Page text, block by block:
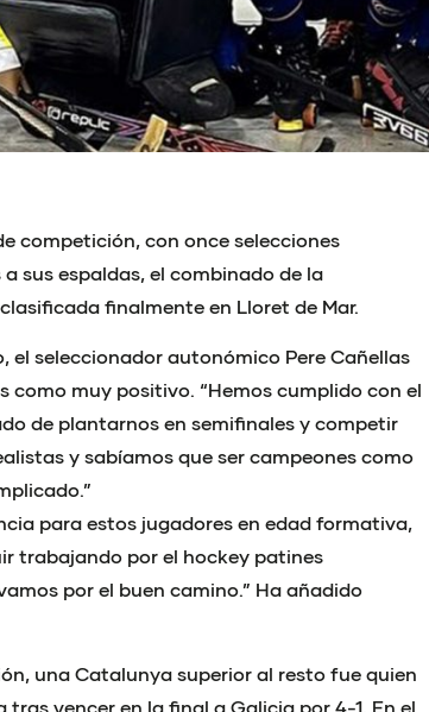
competición, con once selecciones
sus espaldas, el combinado de la
finalmente en Lloret de Mar.
el seleccionador autonómico Pere Cañellas
como muy positivo. “Hemos cumplido con el
de plantarnos en semifinales y competir
y sabíamos que ser campeones como
para estos jugadores en edad formativa,
trabajando por el hockey patines
por el buen camino.” Ha añadido
una Catalunya superior al resto fue quien
vencer en la final a Galicia por 4-1. En el